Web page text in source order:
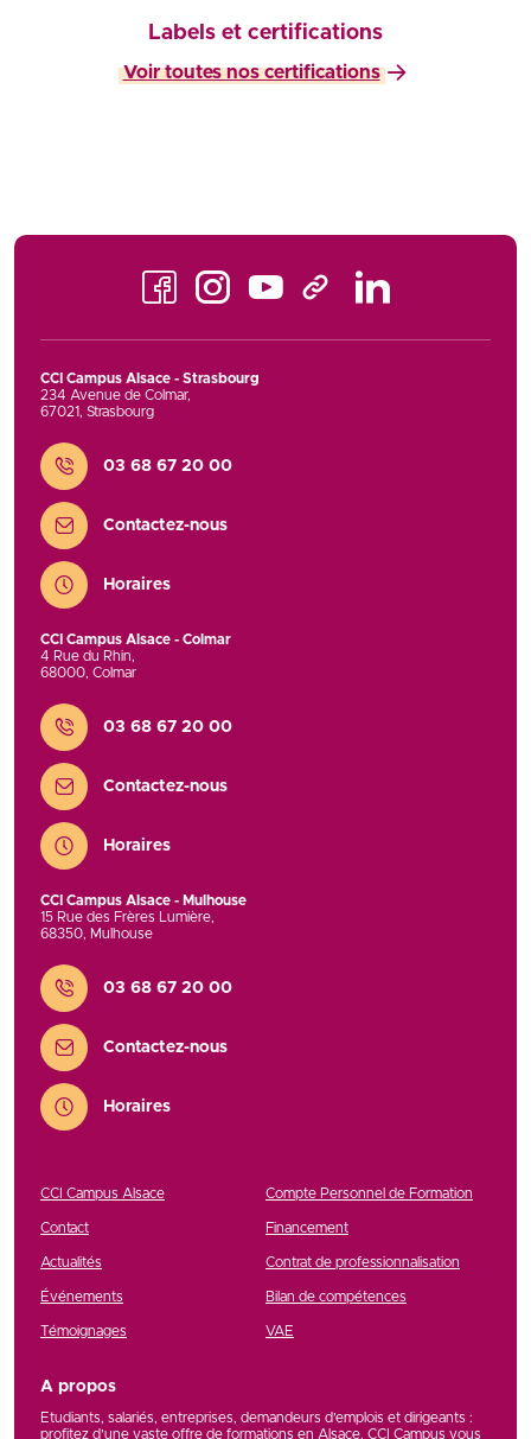
Labels et certifications
Voir toutes nos certifications
FacebookInstagramYoutube TikTok
CCI Campus Alsace - Strasbourg
234 Avenue de Colmar,
67021, Strasbourg
Contact
03 68 67 20 00
Contactez-nous
Horaires
CCI Campus Alsace - Colmar
4 Rue du Rhin,
68000, Colmar
Contact
03 68 67 20 00
Contactez-nous
Horaires
CCI Campus Alsace - Mulhouse
15 Rue des Frères Lumière,
68350, Mulhouse
Contact
03 68 67 20 00
Contactez-nous
Horaires
CCI Campus Alsace
Contact
Actualités
Événements
Témoignages
Compte Personnel de Formation
Financement
Contrat de professionnalisation
Bilan de compétences
VAE
A propos
Etudiants, salariés, entreprises, demandeurs d’emplois et dirigeants :
profitez d’une vaste offre de formations en Alsace. CCI Campus vous